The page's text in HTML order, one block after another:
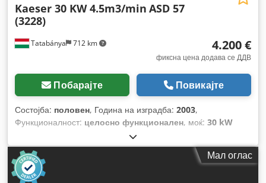
Tatabánya 712 km
Kaeser 30 KW 4.5m3/min ASD 57
(3228)
4.200 €
фиксна цена додава се ДДВ
Побарајте Повикајте
Состојба: половен, Година на изградба: 2003,
Функционалност: целосно функционален, моќ: 30 kW
Мал оглас